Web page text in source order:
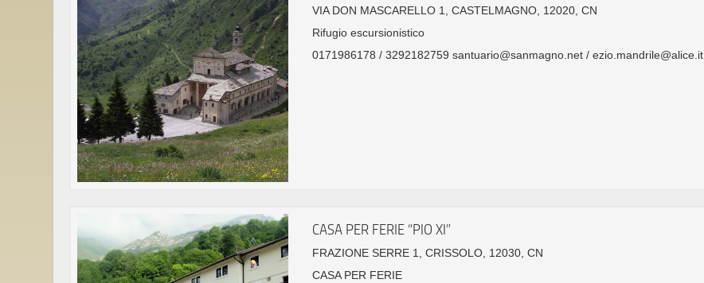
VIA DON MASCARELLO 1, CASTELMAGNO, 12020, CN
Rifugio escursionistico
0171986178 / 3292182759 santuario@sanmagno.net / ezio.mandrile@alice.it
CASA PER FERIE “PIO XI”
FRAZIONE SERRE 1, CRISSOLO, 12030, CN
CASA PER FERIE